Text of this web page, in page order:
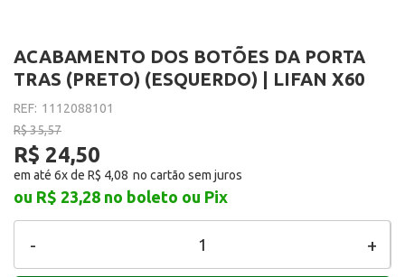
ACABAMENTO DOS BOTÕES DA PORTA
TRAS (PRETO) (ESQUERDO) | LIFAN X60
REF: 1112088101
R$ 35,57
R$ 24,50
em até 6x de R$ 4,08
ou R$ 23,28 no boleto ou Pix
+
-